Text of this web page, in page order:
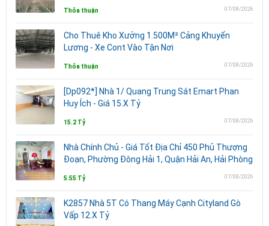
Thỏa thuận 07/08/2026
Cho Thuê Kho Xưởng 1.500M² Cảng Khuyến
Lương - Xe Cont Vào Tận Nơi
Thỏa thuận 07/08/2026
[Dp092*] Nhà 1/ Quang Trung Sát Emart Phan
Huy Ích - Giá 15.X Tỷ
15.2 Tỷ 07/08/2026
Nhà Chính Chủ - Giá Tốt Địa Chỉ 450 Phủ Thượng
Đoạn, Phường Đông Hải 1, Quận Hải An, Hải Phòng
5.55 Tỷ 07/08/2026
K2857 Nhà 5T Có Thang Máy Cạnh Cityland Gò
Vấp 12.X Tỷ